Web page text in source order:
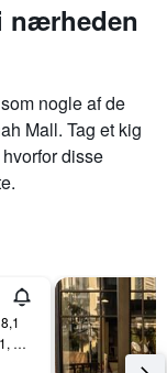
nærheden
nogle af de
Mall. Tag et kig
disse
Jl. Tanjung Karang No. 1, Jakarta, Indonesien